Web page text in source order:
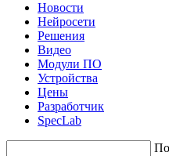
Новости
Нейросети
Решения
Видео
Модули ПО
Устройства
Цены
Разработчик
SpecLab